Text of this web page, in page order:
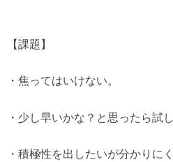
【課題】
・焦ってはいけない。
・少し早いかな？と思ったら試
・積極性を出したいが分かりに